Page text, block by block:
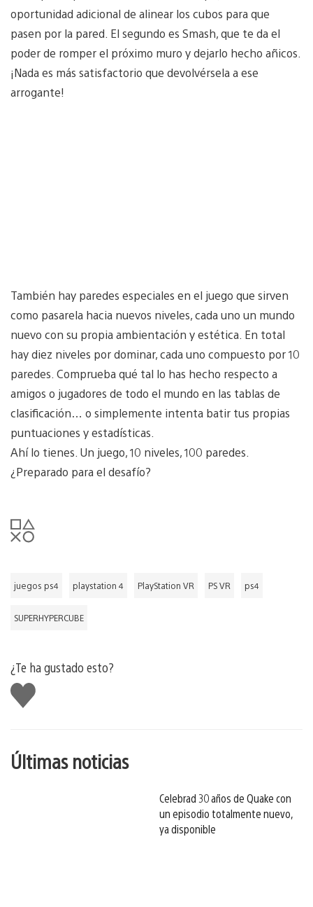
oportunidad adicional de alinear los cubos para que
pasen por la pared. El segundo es Smash, que te da el
poder de romper el próximo muro y dejarlo hecho añicos.
¡Nada es más satisfactorio que devolvérsela a ese
arrogante!
También hay paredes especiales en el juego que sirven
como pasarela hacia nuevos niveles, cada uno un mundo
nuevo con su propia ambientación y estética. En total
hay diez niveles por dominar, cada uno compuesto por 10
paredes. Comprueba qué tal lo has hecho respecto a
amigos o jugadores de todo el mundo en las tablas de
clasificación… o simplemente intenta batir tus propias
puntuaciones y estadísticas.
Ahí lo tienes. Un juego, 10 niveles, 100 paredes.
¿Preparado para el desafío?
juegos ps4 playstation 4 PlayStation VR PS VR ps4
SUPERHYPERCUBE
¿Te ha gustado esto?
Me
gusta
Últimas noticias
Celebrad 30 años de Quake con
un episodio totalmente nuevo,
ya disponible